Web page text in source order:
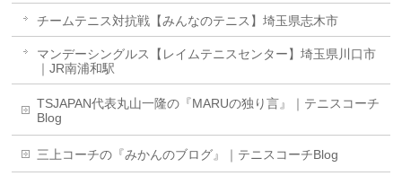
チームテニス対抗戦【みんなのテニス】埼玉県志木市
マンデーシングルス【レイムテニスセンター】埼玉県川口市
｜JR南浦和駅
TSJAPAN代表丸山一隆の『MARUの独り言』｜テニスコーチ
Blog
三上コーチの『みかんのブログ』｜テニスコーチBlog